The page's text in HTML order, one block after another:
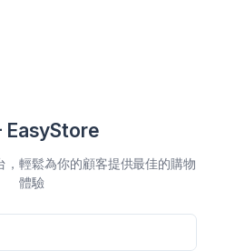
EasyStore
，輕鬆為你的顧客提供最佳的購物
體驗